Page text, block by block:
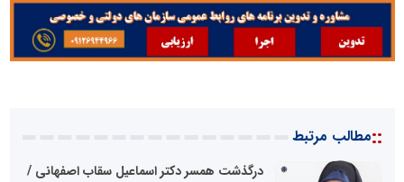
::مطالب مرتبط
درگذشت همسر دکتر اسماعیل سقاب اصفهانی /